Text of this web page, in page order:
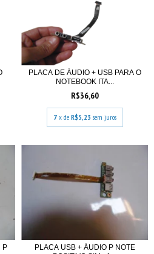
PLACA DE ÁUDIO + USB PARA O
NOTEBOOK ITA...
R$36,60
7 x de R$5,23 sem juros
P
PLACA USB + ÁUDIO P NOTE